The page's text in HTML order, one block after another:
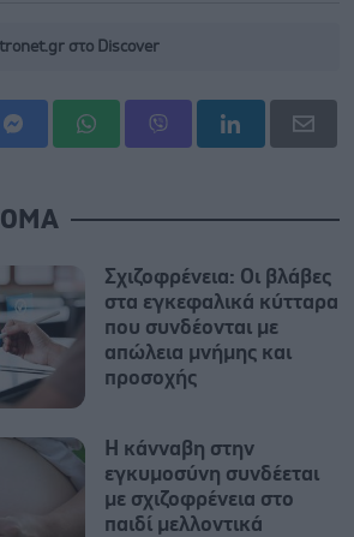
στο Discover
Σχιζοφρένεια: Οι βλάβες
στα εγκεφαλικά κύτταρα
που συνδέονται με
απώλεια μνήμης και
προσοχής
Η κάνναβη στην
εγκυμοσύνη συνδέεται
με σχιζοφρένεια στο
παιδί μελλοντικά